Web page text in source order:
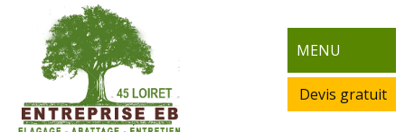
MENU
Devis gratuit